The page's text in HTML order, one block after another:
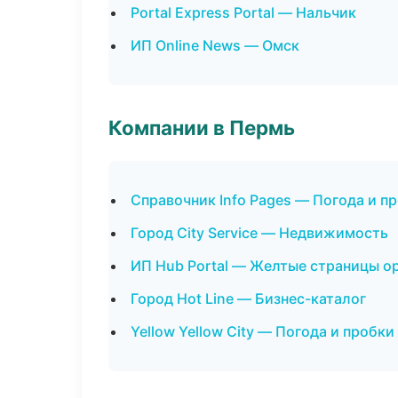
Portal Express Portal — Нальчик
ИП Online News — Омск
Компании в Пермь
Справочник Info Pages — Погода и
Город City Service — Недвижимость
ИП Hub Portal — Желтые страницы
Город Hot Line — Бизнес-каталог
Yellow Yellow City — Погода и пробки